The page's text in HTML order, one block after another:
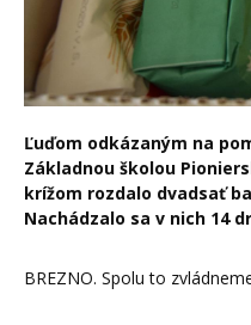
Ľuďom odkázaným na
Základnou školou
krížom rozdalo dvadsať
Nachádzalo sa v nich 14
BREZNO. Spolu to